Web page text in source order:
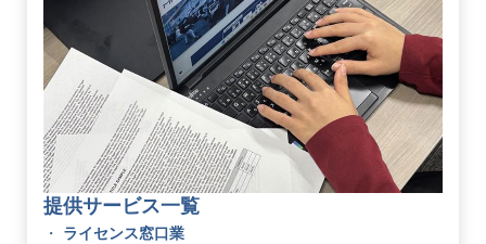
提供サービス一覧
ライセンス窓口業